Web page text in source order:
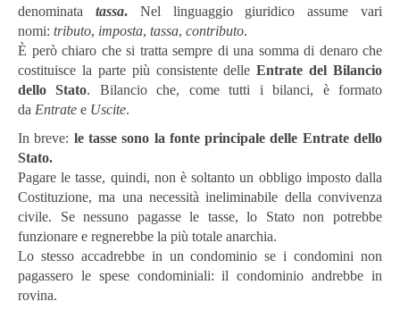
denominata tassa.Nel linguaggio giuridico assume vari
nomi: tributo, imposta, tassa, contributo.
È però chiaro che si tratta sempre di una somma di denaro che
costituisce la parte più consistente delleEntrate del Bilancio
dello Stato. Bilancio che, come tutti i bilanci, è formato
da Entrate e Uscite.
In breve: le tasse sono la fonte principale delle Entrate dello
Stato.
Pagare le tasse, quindi, non è soltanto un obbligo imposto dalla
Costituzione, ma una necessità ineliminabile della convivenza
civile. Se nessuno pagasse le tasse, lo Stato non potrebbe
funzionare e regnerebbe la più totale anarchia.
Lo stesso accadrebbe in un condominio se i condomini non
pagassero le spese condominiali: il condominio andrebbe in
rovina.